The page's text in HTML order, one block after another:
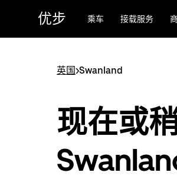
优步 乘车 接载服务
英国>Swanland
现在或